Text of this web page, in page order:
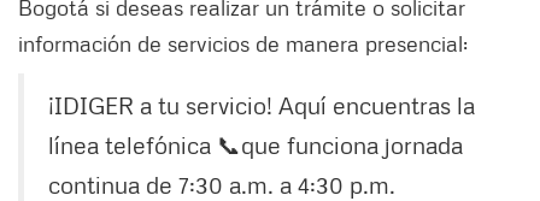
Bogotá si deseas realizar un trámite o solicitar
información de servicios de manera presencial:
¡IDIGER a tu servicio! Aquí encuentras la
línea telefónica 📞que funciona jornada
continua de 7:30 a.m. a 4:30 p.m.